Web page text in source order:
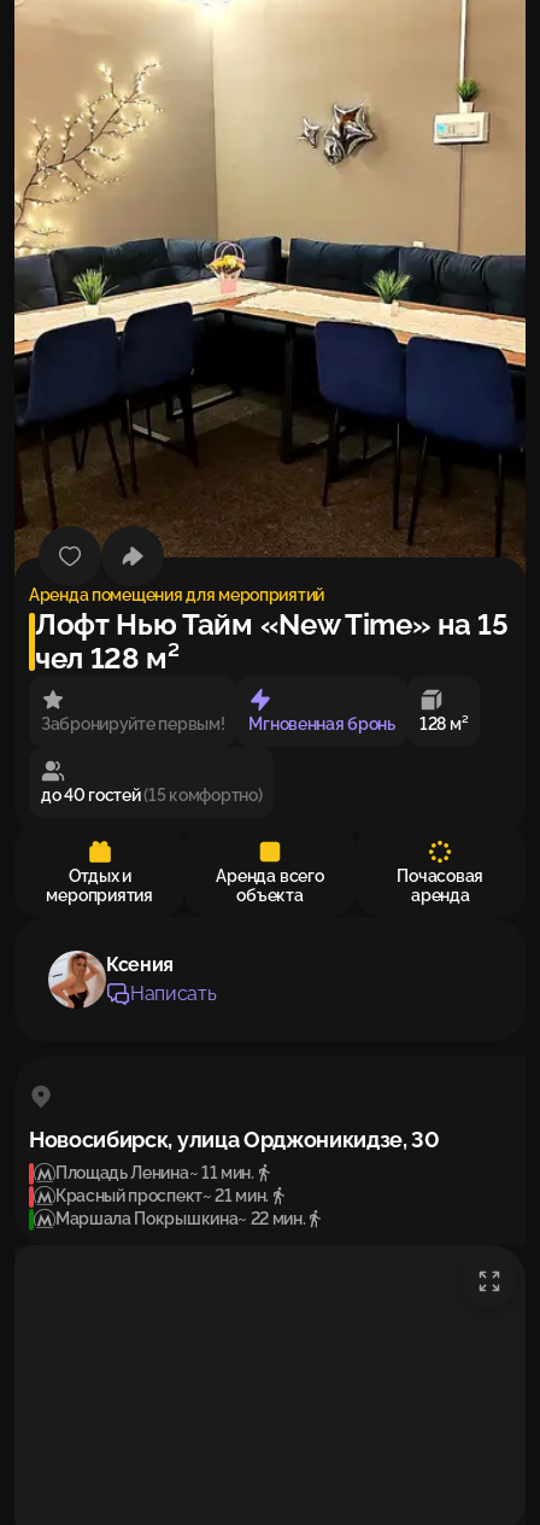
Все фото
Аренда помещения для мероприятий
Лофт Нью Тайм «New Time» на 15
чел 128 м²
Забронируйте первым! Мгновенная бронь 128 м²
до 40 гостей(15 комфортно)
Отдых и
мероприятия
Аренда всего
объекта
Почасовая
аренда
Ксения
Написать
Новосибирск, улица Орджоникидзе, 30
Площадь Ленина~ 11 мин.
Красный проспект~ 21 мин.
Маршала Покрышкина~ 22 мин.